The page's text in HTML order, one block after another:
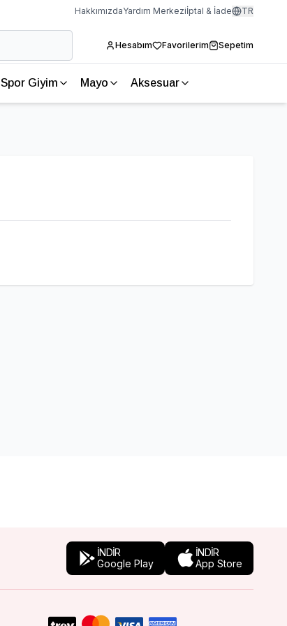
HakkımızdaYardım Merkeziİptal & İade TR
Hesabım Favorilerim Sepetim
Spor Giyim Mayo Aksesuar
İNDİR
Google Play
İNDİR
App Store